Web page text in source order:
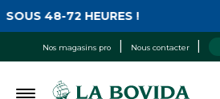
Nos magasins pro Nous contacter
48-72 HEURES !